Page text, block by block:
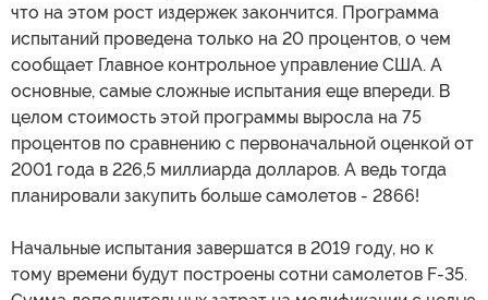
что на этом рост издержек закончится. Программа
испытаний проведена только на 20 процентов, о чем
сообщает Главное контрольное управление США. А
основные, самые сложные испытания еще впереди. В
целом стоимость этой программы выросла на 75
процентов по сравнению с первоначальной оценкой от
2001 года в 226,5 миллиарда долларов. А ведь тогда
планировали закупить больше самолетов - 2866!
Начальные испытания завершатся в 2019 году, но к
тому времени будут построены сотни самолетов F-35.